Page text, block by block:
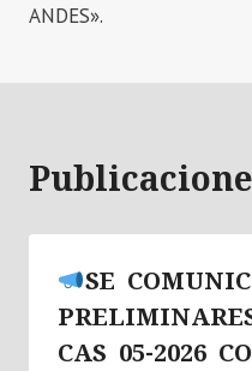
ANDES».
SE
CAS 05-2026